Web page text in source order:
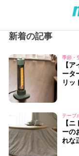
新着の記事
季節・
【
ータ
リッ
テーブ
【
ーの
れな